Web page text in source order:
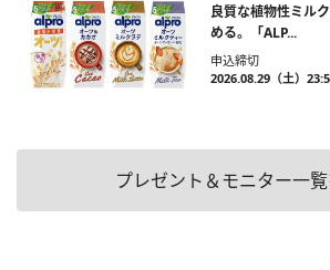
良質な植物性ミル
める。「ALP...
申込締切
2026.08.29（土）
プレゼント＆モニター一